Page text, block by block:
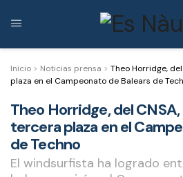
Inicio > Noticias prensa > Theo Horridge,
plaza en el Campeonato de Balears de
Theo Horridge, del
tercera plaza en el
de Techno
El windsurfista ha logrado